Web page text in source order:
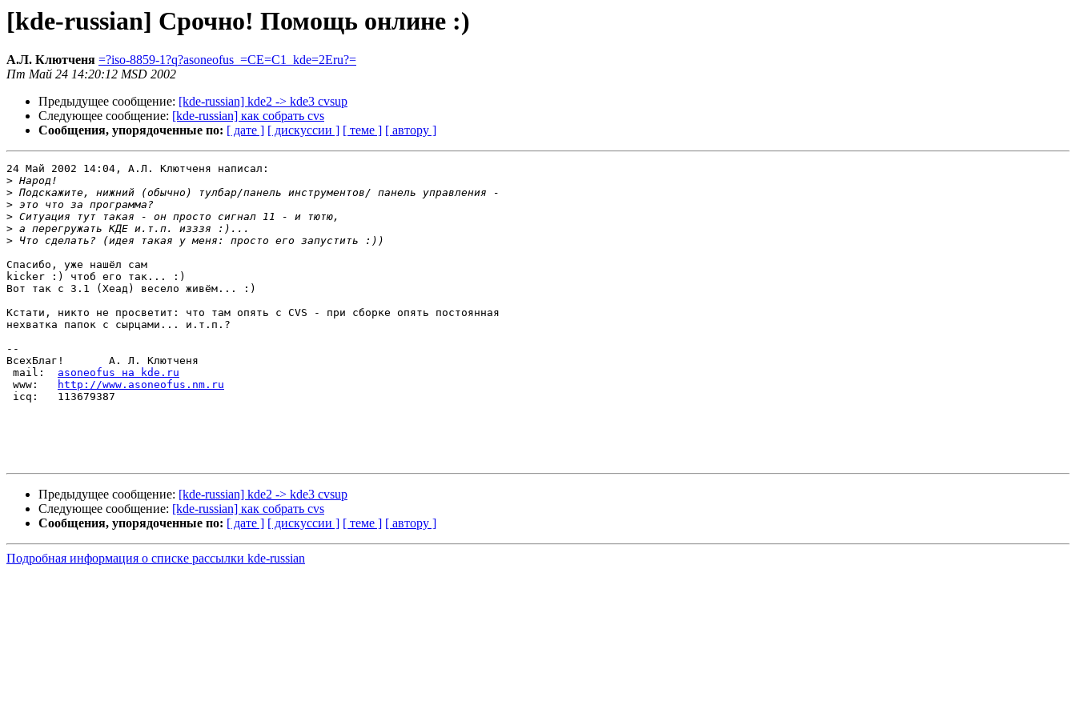
[kde-russian] Срочно! Помощь онлине :)
А.Л. Клютченя =?iso-8859-1?q?asoneofus_=CE=C1_kde=2Eru?=
Пт Май 24 14:20:12 MSD 2002
Предыдущее сообщение: [kde-russian] kde2 -> kde3 cvsup
Следующее сообщение: [kde-russian] как собрать cvs
Сообщения, упорядоченные по: [ дате ] [ дискуссии ] [ теме ] [ автору ]
24 Май 2002 14:04, А.Л. Клютченя написал:
>
>
>
>
>
>
Спасибо, уже нашёл сам
kicker :) чтоб его так... :)
Вот так с 3.1 (Хеад) весело живём... :)
Кстати, никто не просветит: что там опять с CVS - при сборке опять постоянная
нехватка папок с сырцами... и.т.п.?
--
ВсехБлаг!       А. Л. Клютченя
asoneofus на kde.ru
http://www.asoneofus.nm.ru
icq:	113679387
Предыдущее сообщение: [kde-russian] kde2 -> kde3 cvsup
Следующее сообщение: [kde-russian] как собрать cvs
Сообщения, упорядоченные по: [ дате ] [ дискуссии ] [ теме ] [ автору ]
Подробная информация о списке рассылки kde-russian